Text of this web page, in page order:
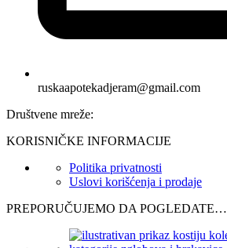
ruskaapotekadjeram@gmail.com
Društvene mreže:
KORISNIČKE INFORMACIJE
Politika privatnosti
Uslovi korišćenja i prodaje
PREPORUČUJEMO DA POGLEDATE…